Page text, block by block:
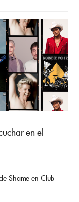
en el
Shame en Club